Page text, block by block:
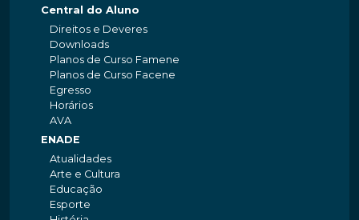
Central do Aluno
Direitos e Deveres
Downloads
Planos de Curso Famene
Planos de Curso Facene
Egresso
Horários
AVA
ENADE
Atualidades
Arte e Cultura
Educação
Esporte